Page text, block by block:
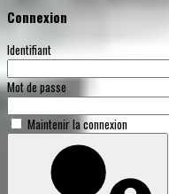
Connexion
Identifiant
Mot de passe
Maintenir la connexion